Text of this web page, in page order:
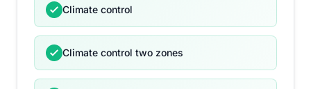
Climate control
Climate control two zones